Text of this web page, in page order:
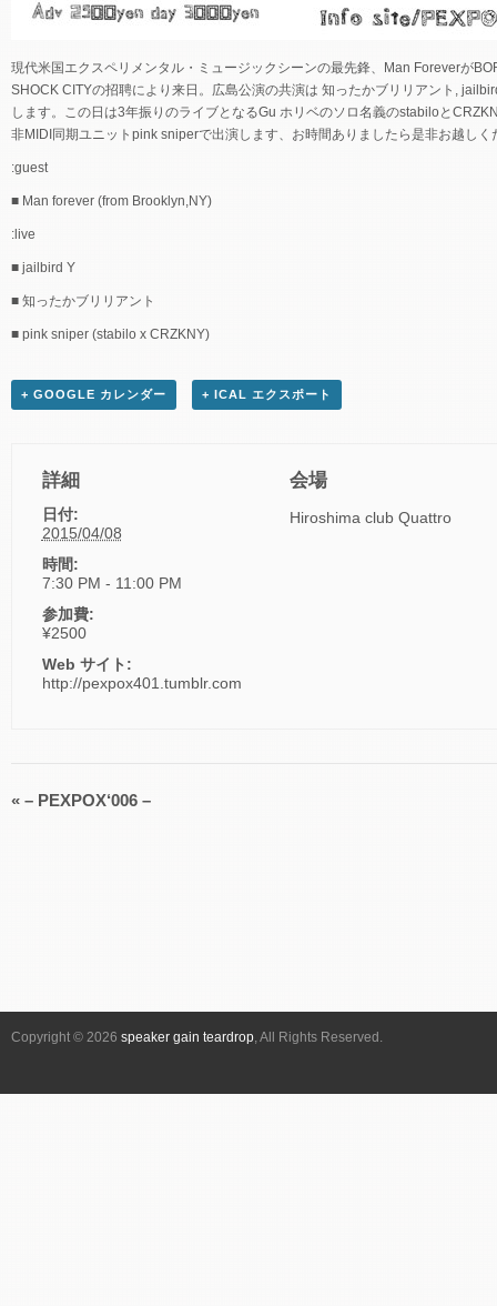
現代米国エクスペリメンタル・ミュージックシーンの最先鋒、Man Foreverが
SHOCK CITYの招聘により来日。広島公演の共演は 知ったかブリリアント,
します。この日は3年振りのライブとなるGu ホリベのソロ名義のstabiloと
非MIDI同期ユニットpink sniperで出演します、お時間ありましたら是非お越しく
:guest
■ Man forever (from Brooklyn,NY)
:live
■ jailbird Y
■ 知ったかブリリアント
■ pink sniper (stabilo x CRZKNY)
+ GOOGLE カレンダー + ICAL エクスポート
詳細
日付:
2015/04/08
時間:
7:30 PM - 11:00 PM
参加費:
¥2500
Web サイト:
http://pexpox401.tumblr.com
会場
Hiroshima club Quattro
イ
ー
シ
ン
« – PEXPOX‘006 –
Copyright © 2026 speaker gain teardrop, All Rights Reserved.